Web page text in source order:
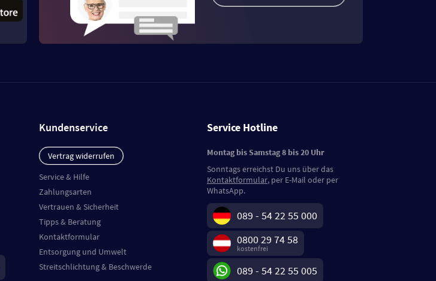
Kundenservice
Vertrag widerrufen
Service & Hilfe
Zahlungsarten
Vertrauen & Sicherheit
Tipps & Beratung
Kontaktformular
Entsorgung und Umwelt
Streitschlichtung & Beschwerde
Service Hotline
Montag bis Samstag 8 bis 20 Uhr
Sonntags erreichst Du uns über das
Kontaktformular, per E-Mail oder per
WhatsApp.
089 - 54 22 55 000
0800 29 74 58
kostenfrei
089 - 54 22 55 005